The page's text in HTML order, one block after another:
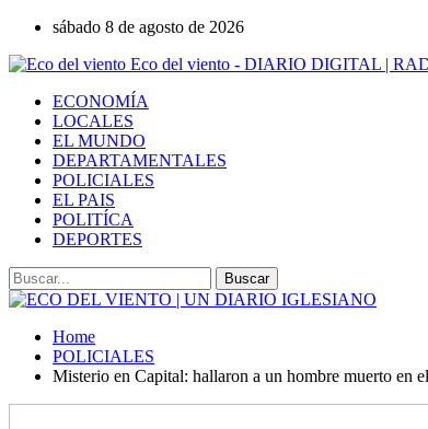
sábado 8 de agosto de 2026
Eco del viento - DIARIO DIGITAL |
ECONOMÍA
LOCALES
EL MUNDO
DEPARTAMENTALES
POLICIALES
EL PAIS
POLITÍCA
DEPORTES
Home
POLICIALES
Misterio en Capital: hallaron a un hombre muerto en